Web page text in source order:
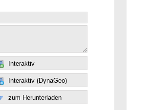
Interaktiv
Interaktiv (DynaGeo)
zum Herunterladen